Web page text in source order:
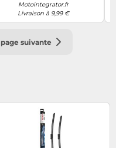
Motointegrator.fr
Livraison à 9,99 €
page suivante